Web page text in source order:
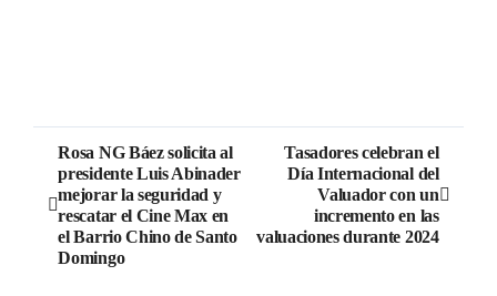
Rosa NG Báez solicita al
presidente Luis Abinader
mejorar la seguridad y
rescatar el Cine Max en
el Barrio Chino de Santo
Domingo
Tasadores celebran el
Día Internacional del
Valuador con un
incremento en las
valuaciones durante 2024